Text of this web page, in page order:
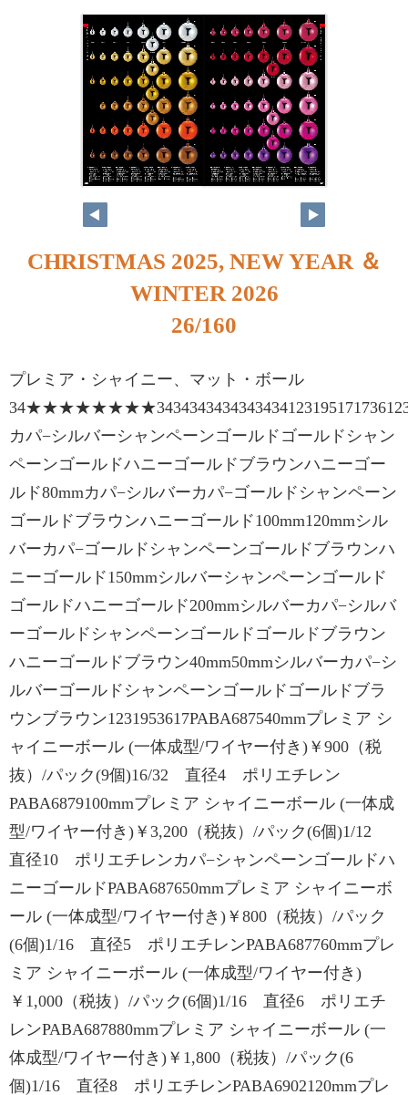
26 27
CHRISTMAS 2025, NEW YEAR ＆
WINTER 2026
26/160
プレミア・シャイニー、マット・ボール
カパ−シルバーシャンペーンゴールドゴールドシャン
ペーンゴールドハニーゴールドブラウンハニーゴー
ルド80mmカパ−シルバーカパ−ゴールドシャンペーン
ゴールドブラウンハニーゴールド100mm120mmシル
バーカパ−ゴールドシャンペーンゴールドブラウンハ
ニーゴールド150mmシルバーシャンペーンゴールド
ゴールドハニーゴールド200mmシルバーカパ−シルバ
ーゴールドシャンペーンゴールドゴールドブラウン
ハニーゴールドブラウン40mm50mmシルバーカパ−シ
ルバーゴールドシャンペーンゴールドゴールドブラ
ウンブラウン1231953617PABA687540mmプレミア シ
ャイニーボール (一体成型/ワイヤー付き)￥900（税
抜）/パック(9個)16/32 直径4 ポリエチレン
PABA6879100mmプレミア シャイニーボール (一体成
型/ワイヤー付き)￥3,200（税抜）/パック(6個)1/12
直径10 ポリエチレンカパ−シャンペーンゴールドハ
ニーゴールドPABA687650mmプレミア シャイニーボ
ール (一体成型/ワイヤー付き)￥800（税抜）/パック
(6個)1/16 直径5 ポリエチレンPABA687760mmプレ
ミア シャイニーボール (一体成型/ワイヤー付き)
￥1,000（税抜）/パック(6個)1/16 直径6 ポリエチ
レンPABA687880mmプレミア シャイニーボール (一
体成型/ワイヤー付き)￥1,800（税抜）/パック(6
個)1/16 直径8 ポリエチレンPABA6902120mmプレ